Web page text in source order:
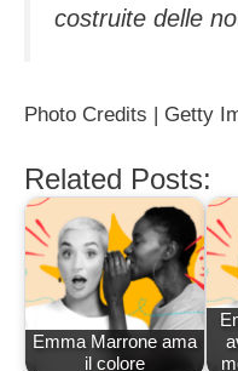
costruite delle
Photo Credits | Getty
Related Posts:
Emma Marrone ama
il colore